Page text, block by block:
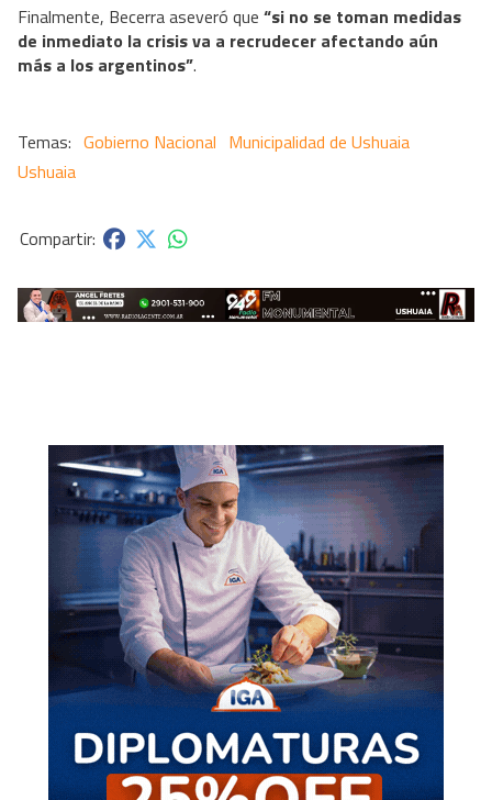
Finalmente, Becerra aseveró que “si no se toman medidas
de inmediato la crisis va a recrudecer afectando aún
más a los argentinos”.
Gobierno Nacional Municipalidad de Ushuaia
Ushuaia